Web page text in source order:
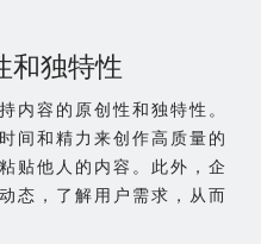
和独特性
内容的原创性和独特性。
间和精力来创作高质量的
贴他人的内容。此外，企
态，了解用户需求，从而